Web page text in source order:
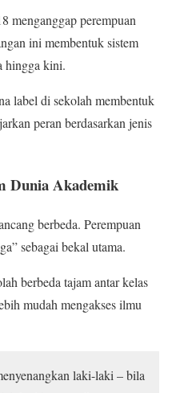
menganggap perempuan
ini membentuk sistem
hingga kini.
label di sekolah membentuk
peran berdasarkan jenis
Dunia Akademik
berbeda. Perempuan
sebagai bekal utama.
berbeda tajam antar kelas
mudah mengakses ilmu
laki-laki – bila